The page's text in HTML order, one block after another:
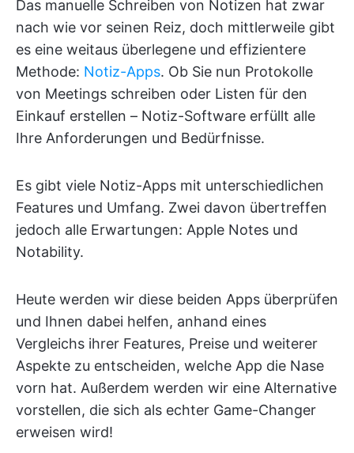
Das manuelle Schreiben von Notizen hat zwar
nach wie vor seinen Reiz, doch mittlerweile gibt
es eine weitaus überlegene und effizientere
Methode: Notiz-Apps. Ob Sie nun Protokolle
von Meetings schreiben oder Listen für den
Einkauf erstellen – Notiz-Software erfüllt alle
Ihre Anforderungen und Bedürfnisse.
Es gibt viele Notiz-Apps mit unterschiedlichen
Features und Umfang. Zwei davon übertreffen
jedoch alle Erwartungen: Apple Notes und
Notability.
Heute werden wir diese beiden Apps überprüfen
und Ihnen dabei helfen, anhand eines
Vergleichs ihrer Features, Preise und weiterer
Aspekte zu entscheiden, welche App die Nase
vorn hat. Außerdem werden wir eine Alternative
vorstellen, die sich als echter Game-Changer
erweisen wird!